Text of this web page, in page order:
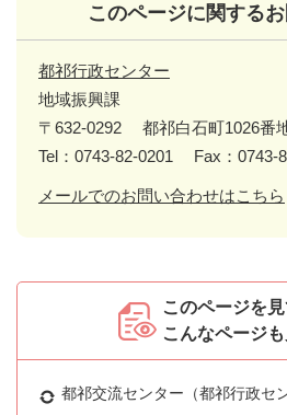
このページに関する
都祁行政センター
地域振興課
〒632-0292
都祁白石町1026番
Tel：0743-82-0201
Fax：0743-
メールでのお問い合わせはこちら
このページを
こんなページ
都祁交流センター（都祁行政セ